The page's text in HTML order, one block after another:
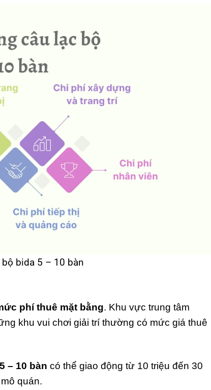
bida 5 – 10 bàn
phí thuê mặt bằng. Khu vực trung tâm
khu vui chơi giải trí thường có mức giá thuê
– 10 bàn có thể giao động từ 10 triệu đến 30
quán.